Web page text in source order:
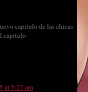
capitulo de las chicas
capitulo
at 5:27 am